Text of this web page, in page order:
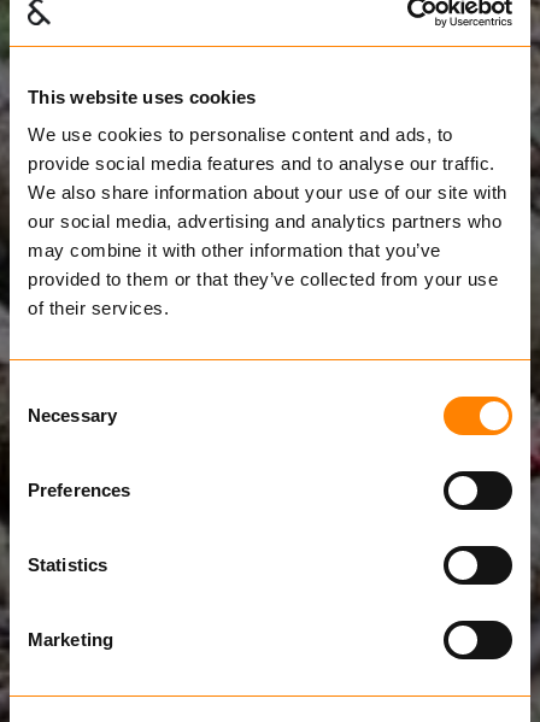
This website uses cookies
We use cookies to personalise content and ads, to
provide social media features and to analyse our traffic.
We also share information about your use of our site with
our social media, advertising and analytics partners who
may combine it with other information that you’ve
provided to them or that they’ve collected from your use
of their services.
Selection
Necessary
Preferences
Statistics
Marketing